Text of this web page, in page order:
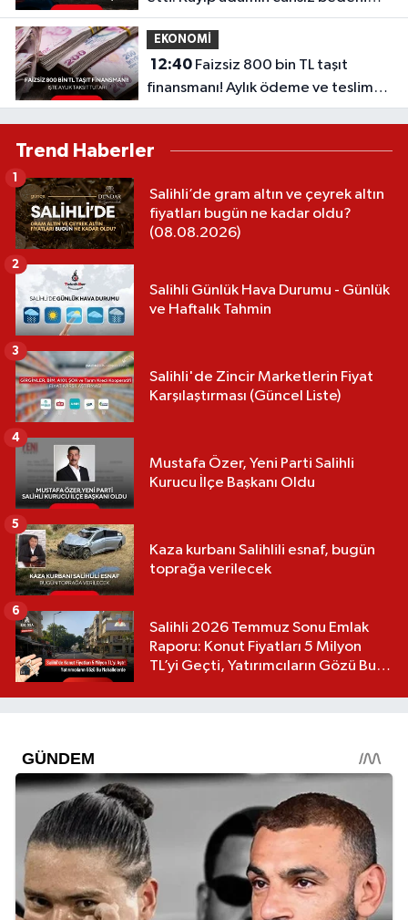
evinin yanındaki serada çıktı...
EKONOMİ
12:40Faizsiz 800 bin TL taşıt
finansmanı! Aylık ödeme ve teslim
tarihi belli oldu
Trend Haberler
Salihli’de gram altın ve çeyrek altın
fiyatları bugün ne kadar oldu?
(08.08.2026)
1
Salihli Günlük Hava Durumu - Günlük
ve Haftalık Tahmin
2
Salihli'de Zincir Marketlerin Fiyat
Karşılaştırması (Güncel Liste)
3
Mustafa Özer, Yeni Parti Salihli
Kurucu İlçe Başkanı Oldu
4
Kaza kurbanı Salihlili esnaf, bugün
toprağa verilecek
5
Salihli 2026 Temmuz Sonu Emlak
Raporu: Konut Fiyatları 5 Milyon
TL’yi Geçti, Yatırımcıların Gözü Bu
6